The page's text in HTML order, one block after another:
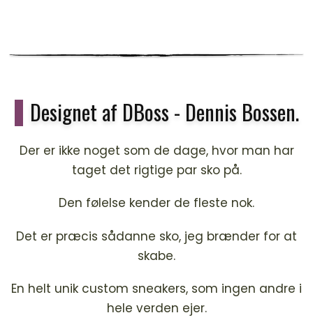
Designet af DBoss - Dennis Bossen.
Der er ikke noget som de dage, hvor man har
taget det rigtige par sko på.
Den følelse kender de fleste nok.
Det er præcis sådanne sko, jeg brænder for at
skabe.
En helt unik custom sneakers, som ingen andre i
hele verden ejer.